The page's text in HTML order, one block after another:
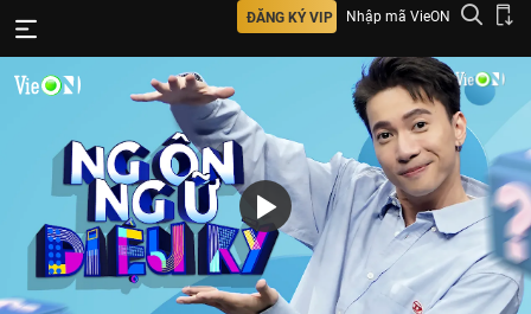
ĐĂNG KÝ VIP Nhập mã VieON